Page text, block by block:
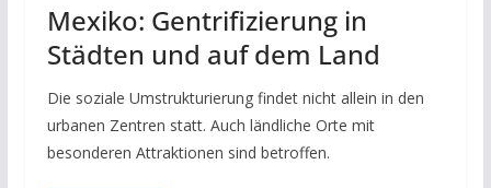
Mexiko: Gentrifizierung in
Städten und auf dem Land
Die soziale Umstrukturierung findet nicht allein in den
urbanen Zentren statt. Auch ländliche Orte mit
besonderen Attraktionen sind betroffen.